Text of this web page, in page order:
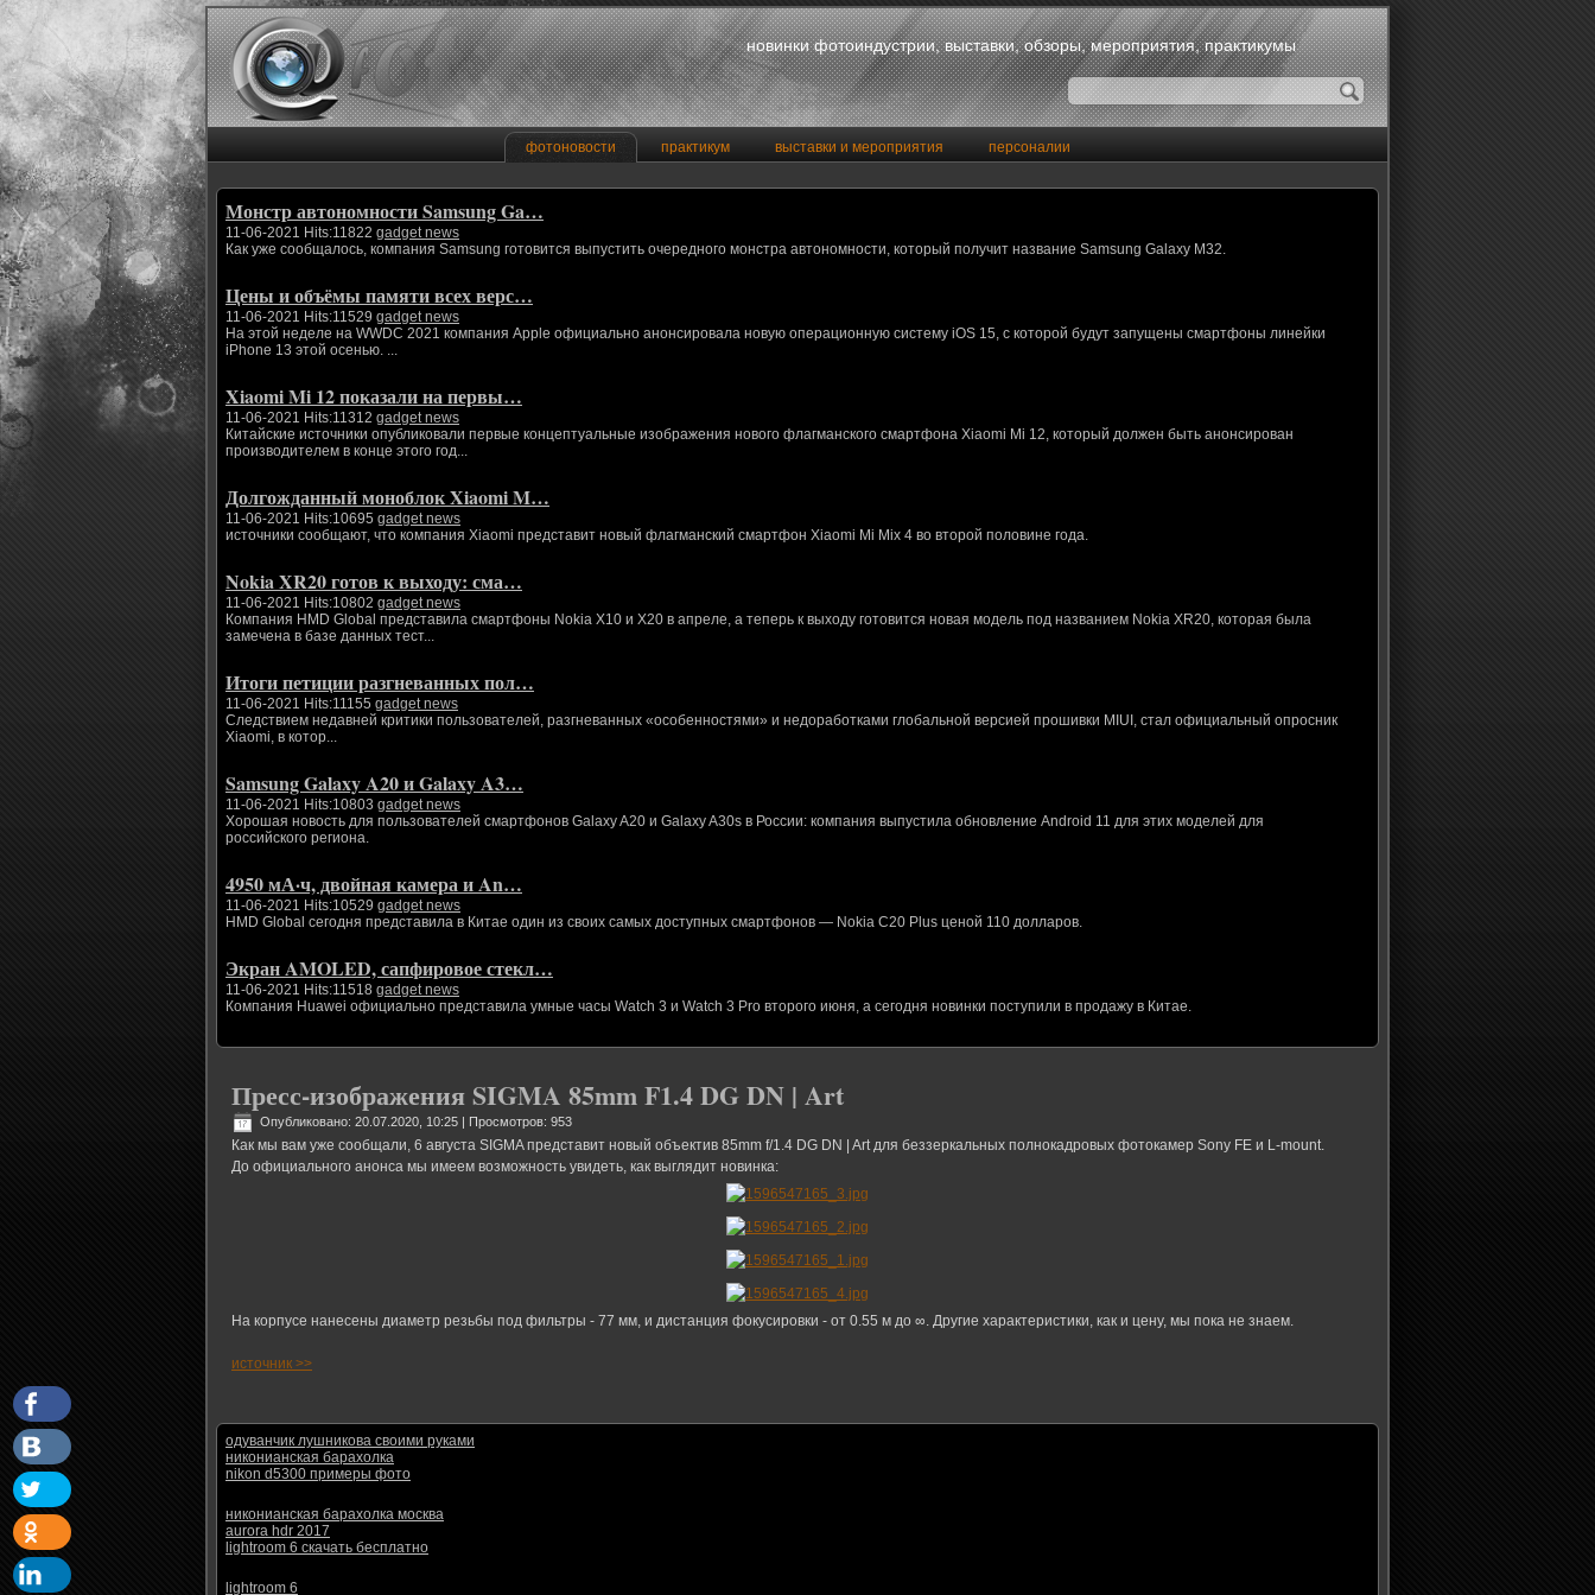
новинки фотоиндустрии, выставки, обзоры, мероприятия, практикумы
фотоновости практикум выставки и мероприятия персоналии
Монстр автономности Samsung Ga…
11-06-2021 Hits:11822 gadget news
Как уже сообщалось, компания Samsung готовится выпустить очередного монстра автономности, который получит название Samsung Galaxy M32.
Цены и объёмы памяти всех верс…
11-06-2021 Hits:11529 gadget news
На этой неделе на WWDC 2021 компания Apple официально анонсировала новую операционную систему iOS 15, с которой будут запущены смартфоны линейки
iPhone 13 этой осенью. ...
Xiaomi Mi 12 показали на первы…
11-06-2021 Hits:11312 gadget news
Китайские источники опубликовали первые концептуальные изображения нового флагманского смартфона Xiaomi Mi 12, который должен быть анонсирован
производителем в конце этого год...
Долгожданный моноблок Xiaomi M…
11-06-2021 Hits:10695 gadget news
источники сообщают, что компания Xiaomi представит новый флагманский смартфон Xiaomi Mi Mix 4 во второй половине года.
Nokia XR20 готов к выходу: сма…
11-06-2021 Hits:10802 gadget news
Компания HMD Global представила смартфоны Nokia X10 и X20 в апреле, а теперь к выходу готовится новая модель под названием Nokia XR20, которая была
замечена в базе данных тест...
Итоги петиции разгневанных пол…
11-06-2021 Hits:11155 gadget news
Следствием недавней критики пользователей, разгневанных «особенностями» и недоработками глобальной версией прошивки MIUI, стал официальный опросник
Xiaomi, в котор...
Samsung Galaxy A20 и Galaxy A3…
11-06-2021 Hits:10803 gadget news
Хорошая новость для пользователей смартфонов Galaxy A20 и Galaxy A30s в России: компания выпустила обновление Android 11 для этих моделей для
российского региона.
4950 мА·ч, двойная камера и An…
11-06-2021 Hits:10529 gadget news
HMD Global сегодня представила в Китае один из своих самых доступных смартфонов — Nokia C20 Plus ценой 110 долларов.
Экран AMOLED, сапфировое стекл…
11-06-2021 Hits:11518 gadget news
Компания Huawei официально представила умные часы Watch 3 и Watch 3 Pro второго июня, а сегодня новинки поступили в продажу в Китае.
Пресс-изображения SIGMA 85mm F1.4 DG DN | Art
Опубликовано: 20.07.2020, 10:25 | Просмотров: 953
Как мы вам уже сообщали, 6 августа SIGMA представит новый объектив 85mm f/1.4 DG DN | Art для беззеркальных полнокадровых фотокамер Sony FE и L-mount.
До официального анонса мы имеем возможность увидеть, как выглядит новинка:
На корпусе нанесены диаметр резьбы под фильтры - 77 мм, и дистанция фокусировки - от 0.55 м до ∞. Другие характеристики, как и цену, мы пока не знаем.
источник >>
одуванчик лушникова своими руками
никонианская барахолка
nikon d5300 примеры фото
никонианская барахолка москва
aurora hdr 2017
lightroom 6 скачать бесплатно
lightroom 6